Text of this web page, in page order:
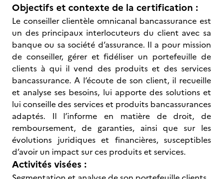
Objectifs et contexte de la certification :
Le conseiller clientèle omnicanal bancassurance est
un des principaux interlocuteurs du client avec sa
banque ou sa société d’assurance. Il a pour mission
de conseiller, gérer et fidéliser un portefeuille de
clients à qui il vend des produits et des services
bancassurance. A l’écoute de son client, il recueille
et analyse ses besoins, lui apporte des solutions et
lui conseille des services et produits bancassurances
adaptés. Il l’informe en matière de droit, de
remboursement, de garanties, ainsi que sur les
évolutions juridiques et financières, susceptibles
d’avoir un impact sur ces produits et services.
Activités visées :